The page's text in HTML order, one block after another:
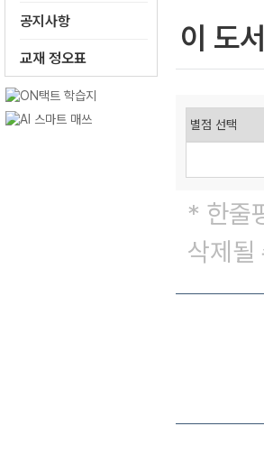
공지사항
교재 정오표
이 도
* 한줄
삭제될